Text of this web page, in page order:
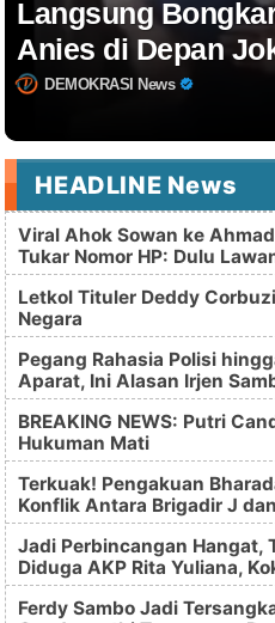
Langsung
Anies di Depan
DEMOKRASI News
HEADLINE News
Viral Ahok Sowan ke
Tukar Nomor HP: Dulu
Letkol Tituler Deddy
Negara
Pegang Rahasia Polisi
Aparat, Ini Alasan Irjen
BREAKING NEWS: Putri
Hukuman Mati
Terkuak! Pengakuan
Konflik Antara Brigadir J
Jadi Perbincangan Hangat,
Diduga AKP Rita Yuliana,
Ferdy Sambo Jadi